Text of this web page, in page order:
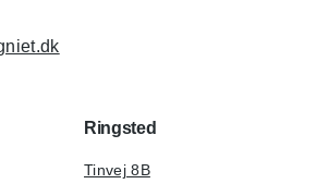
Ringsted
Tinvej 8B